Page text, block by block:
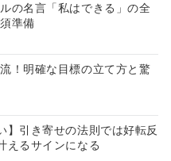
の名言「私はできる」の全
準備
！明確な目標の立て方と驚
】引き寄せの法則では好転反
えるサインになる